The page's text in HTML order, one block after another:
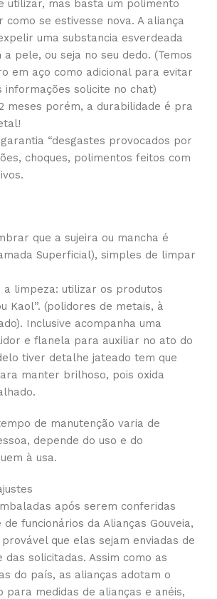
utilizar, mas basta um polimento
se estivesse nova. A aliança
uma substancia esverdeada
pele, ou seja no seu dedo. (Temos
em aço como adicional para evitar
informações solicite no chat)
meses porém, a durabilidade é pra
“desgastes provocados por
choques, polimentos feitos com
que a sujeira ou mancha é
Superficial), simples de limpar
a limpeza: utilizar os produtos
Kaol”. (polidores de metais, à
Inclusive acompanha uma
e flanela para auxiliar no ato do
tiver detalhe jateado tem que
manter brilhoso, pois oxida
de manutenção varia de
depende do uso e do
à usa.
após serem conferidas
funcionários da Alianças Gouveia,
que elas sejam enviadas de
solicitadas. Assim como as
do país, as alianças adotam o
para medidas de alianças e anéis,